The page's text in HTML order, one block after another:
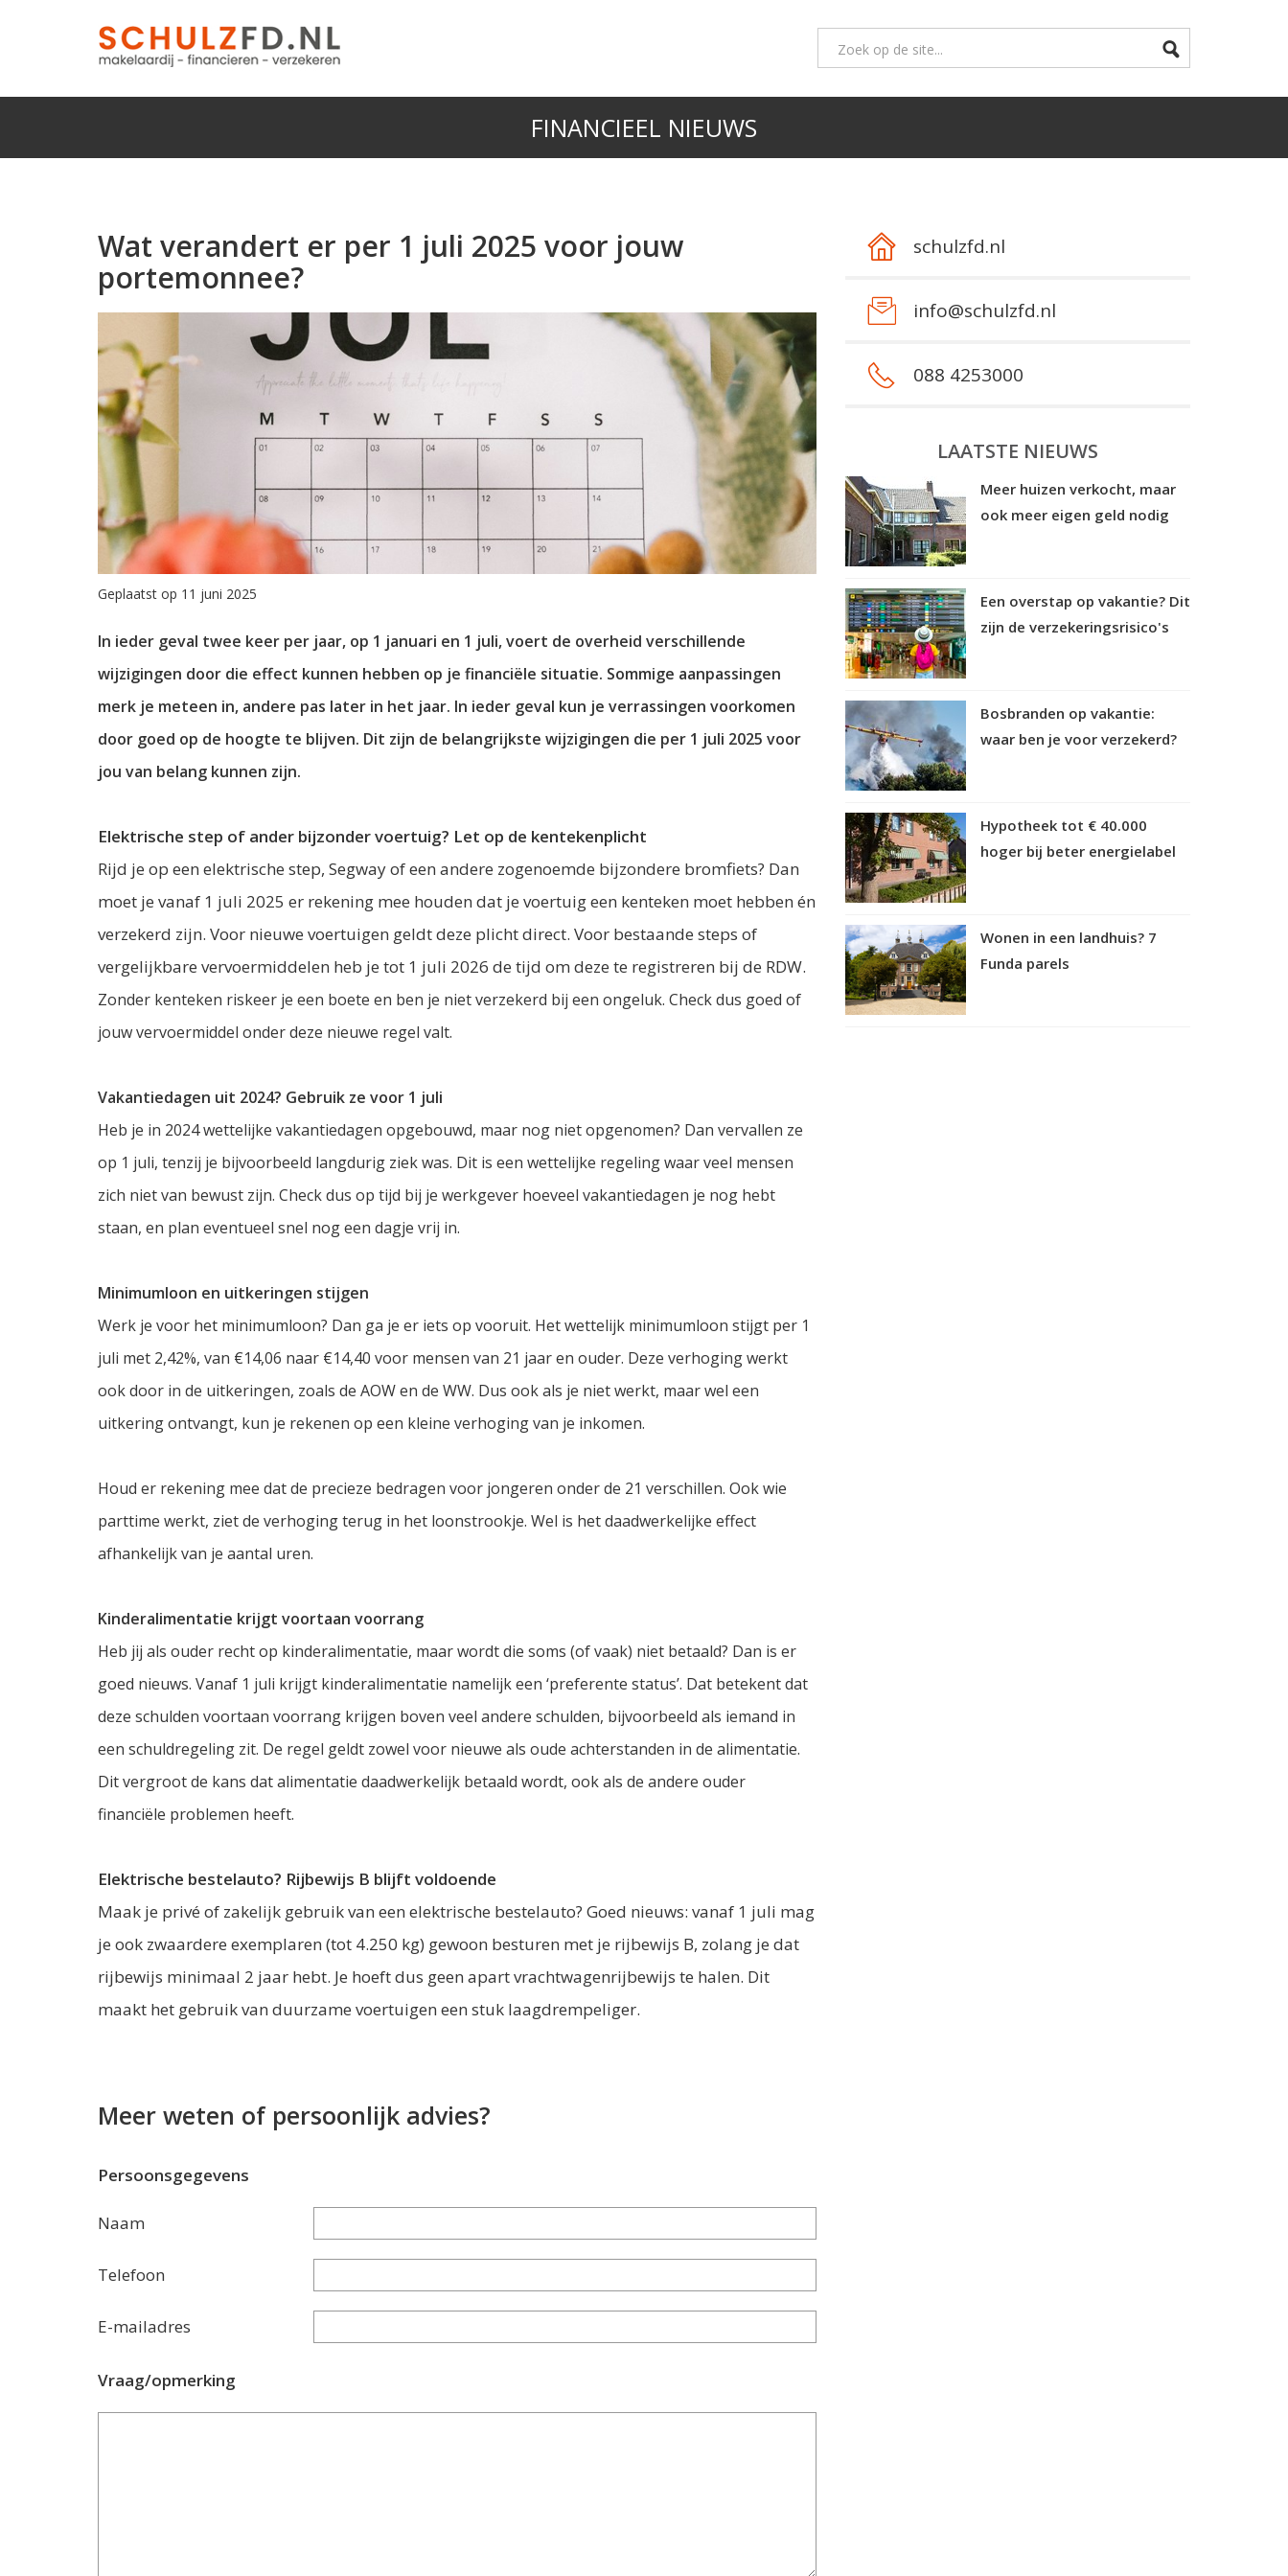
FINANCIEEL NIEUWS
Wat verandert er per 1 juli 2025 voor jouw
portemonnee?
Geplaatst op 11 juni 2025
In ieder geval twee keer per jaar, op 1 januari en 1 juli, voert de overheid verschillende
wijzigingen door die effect kunnen hebben op je financiële situatie. Sommige aanpassingen
merk je meteen in, andere pas later in het jaar. In ieder geval kun je verrassingen voorkomen
door goed op de hoogte te blijven. Dit zijn de belangrijkste wijzigingen die per 1 juli 2025 voor
jou van belang kunnen zijn.
Elektrische step of ander bijzonder voertuig? Let op de kentekenplicht
Rijd je op een elektrische step, Segway of een andere zogenoemde bijzondere bromfiets? Dan
moet je vanaf 1 juli 2025 er rekening mee houden dat je voertuig een kenteken moet hebben én
verzekerd zijn. Voor nieuwe voertuigen geldt deze plicht direct. Voor bestaande steps of
vergelijkbare vervoermiddelen heb je tot 1 juli 2026 de tijd om deze te registreren bij de RDW.
Zonder kenteken riskeer je een boete en ben je niet verzekerd bij een ongeluk. Check dus goed of
jouw vervoermiddel onder deze nieuwe regel valt.
Vakantiedagen uit 2024? Gebruik ze voor 1 juli
Heb je in 2024 wettelijke vakantiedagen opgebouwd, maar nog niet opgenomen? Dan vervallen ze
op 1 juli, tenzij je bijvoorbeeld langdurig ziek was. Dit is een wettelijke regeling waar veel mensen
zich niet van bewust zijn. Check dus op tijd bij je werkgever hoeveel vakantiedagen je nog hebt
staan, en plan eventueel snel nog een dagje vrij in.
Minimumloon en uitkeringen stijgen
Werk je voor het minimumloon? Dan ga je er iets op vooruit. Het wettelijk minimumloon stijgt per 1
juli met 2,42%, van €14,06 naar €14,40 voor mensen van 21 jaar en ouder. Deze verhoging werkt
ook door in de uitkeringen, zoals de AOW en de WW. Dus ook als je niet werkt, maar wel een
uitkering ontvangt, kun je rekenen op een kleine verhoging van je inkomen.
Houd er rekening mee dat de precieze bedragen voor jongeren onder de 21 verschillen. Ook wie
parttime werkt, ziet de verhoging terug in het loonstrookje. Wel is het daadwerkelijke effect
afhankelijk van je aantal uren.
Kinderalimentatie krijgt voortaan voorrang
Heb jij als ouder recht op kinderalimentatie, maar wordt die soms (of vaak) niet betaald? Dan is er
goed nieuws. Vanaf 1 juli krijgt kinderalimentatie namelijk een ‘preferente status’. Dat betekent dat
deze schulden voortaan voorrang krijgen boven veel andere schulden, bijvoorbeeld als iemand in
een schuldregeling zit. De regel geldt zowel voor nieuwe als oude achterstanden in de alimentatie.
Dit vergroot de kans dat alimentatie daadwerkelijk betaald wordt, ook als de andere ouder
financiële problemen heeft.
Elektrische bestelauto? Rijbewijs B blijft voldoende
Maak je privé of zakelijk gebruik van een elektrische bestelauto? Goed nieuws: vanaf 1 juli mag
je ook zwaardere exemplaren (tot 4.250 kg) gewoon besturen met je rijbewijs B, zolang je dat
rijbewijs minimaal 2 jaar hebt. Je hoeft dus geen apart vrachtwagenrijbewijs te halen. Dit
maakt het gebruik van duurzame voertuigen een stuk laagdrempeliger.
Meer weten of persoonlijk advies?
Persoonsgegevens
Naam
Telefoon
E-mailadres
Vraag/opmerking
schulzfd.nl
info@schulzfd.nl
088 4253000
LAATSTE NIEUWS
Meer huizen verkocht, maar
ook meer eigen geld nodig
Een overstap op vakantie? Dit
zijn de verzekeringsrisico's
Bosbranden op vakantie:
waar ben je voor verzekerd?
Hypotheek tot € 40.000
hoger bij beter energielabel
Wonen in een landhuis? 7
Funda parels